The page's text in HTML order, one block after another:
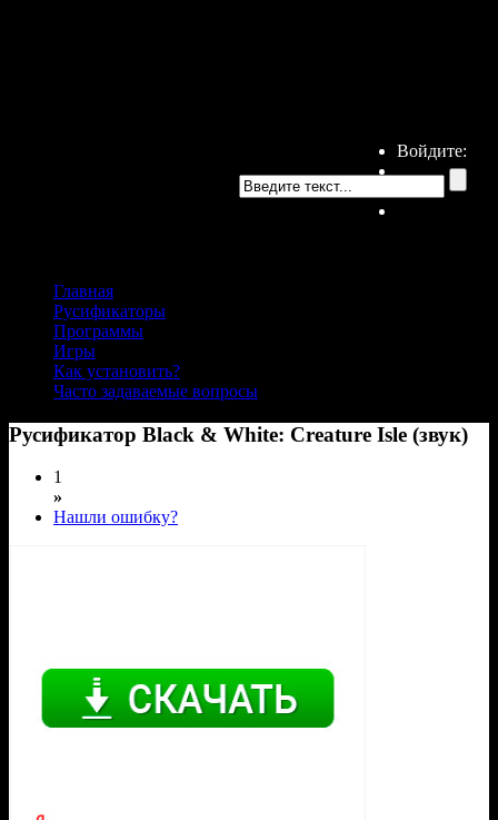
Войдите:
Главная
Русификаторы
Программы
Игры
Как установить?
Часто задаваемые вопросы
Русификатор Black & White: Creature Isle (звук)
1
»
Нашли ошибку?